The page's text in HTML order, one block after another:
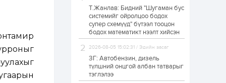
Н.Номтойбаяр:
Аймгуудад
тулгамдаж буй
асуудлуудыг долоо
хоног бүр Засгийн
газрын...
1 өдөр 0
УИХ-ын дарга
С.Бямбацогт төрийг
Т.Жанлав: Бидний "Шугаман бус
системийг ойролцоо бодох
супер схемүүд" бүтээл тооцон
бодох математикт нээлт хийсэн
2026-08-05 15:02:31 / Эдийн засаг
ЗГ: Автобензин, дизель
түлшний онцгой албан татварыг
тэглэлээ